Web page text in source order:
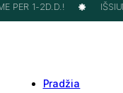
PER 1-2D.D.!
Pradžia